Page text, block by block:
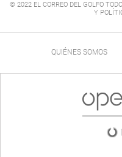
© 2022 EL CORREO DEL GOLFO
Y
QUIÉNES SOMOS